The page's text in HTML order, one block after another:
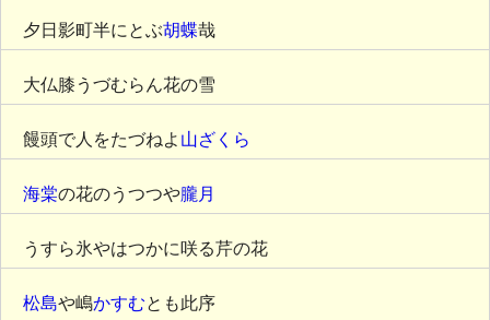
夕日影町半にとぶ胡蝶哉
大仏膝うづむらん花の雪
饅頭で人をたづねよ 山ざくら
海棠の花のうつつや朧月
うすら氷やはつかに咲る芹の花
松島や嶋かすむとも此序